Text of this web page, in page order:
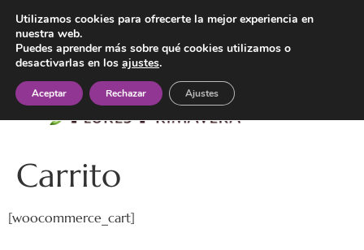
General Villacañas 23, Villanueva de Alcardete (Toledo)
647 55 34 92
Carrito
[woocommerce_cart]
Utilizamos cookies para ofrecerte la mejor experiencia en
nuestra web.
Puedes aprender más sobre qué cookies utilizamos o
desactivarlas en los ajustes.
Aceptar Rechazar Ajustes